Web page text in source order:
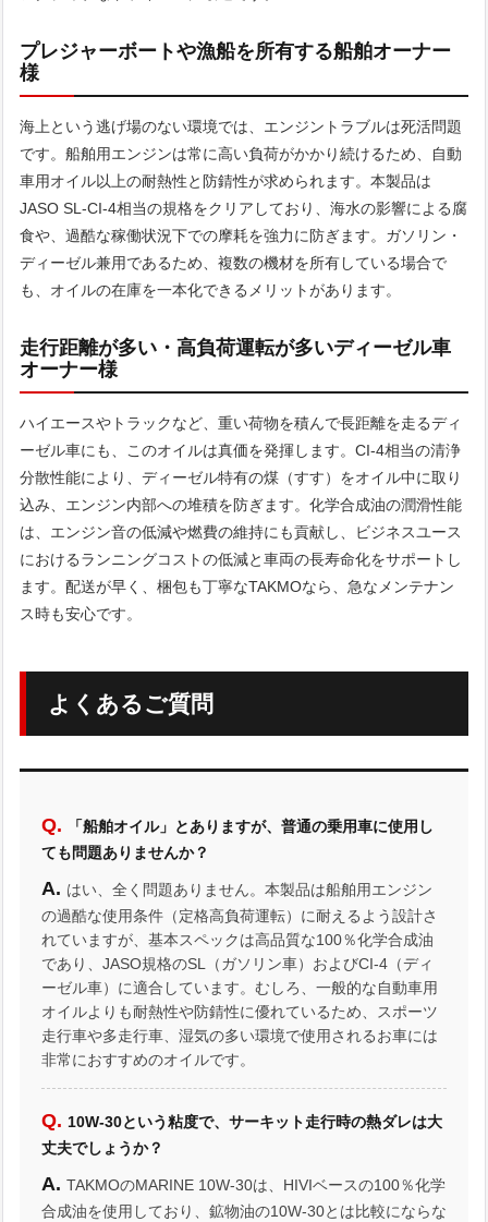
プレジャーボートや漁船を所有する船舶オーナー
様
海上という逃げ場のない環境では、エンジントラブルは死活問題
です。船舶用エンジンは常に高い負荷がかかり続けるため、自動
車用オイル以上の耐熱性と防錆性が求められます。本製品は
JASO SL-CI-4相当の規格をクリアしており、海水の影響による腐
食や、過酷な稼働状況下での摩耗を強力に防ぎます。ガソリン・
ディーゼル兼用であるため、複数の機材を所有している場合で
も、オイルの在庫を一本化できるメリットがあります。
走行距離が多い・高負荷運転が多いディーゼル車
オーナー様
ハイエースやトラックなど、重い荷物を積んで長距離を走るディ
ーゼル車にも、このオイルは真価を発揮します。CI-4相当の清浄
分散性能により、ディーゼル特有の煤（すす）をオイル中に取り
込み、エンジン内部への堆積を防ぎます。化学合成油の潤滑性能
は、エンジン音の低減や燃費の維持にも貢献し、ビジネスユース
におけるランニングコストの低減と車両の長寿命化をサポートし
ます。配送が早く、梱包も丁寧なTAKMOなら、急なメンテナン
ス時も安心です。
よくあるご質問
「船舶オイル」とありますが、普通の乗用車に使用し
ても問題ありませんか？
はい、全く問題ありません。本製品は船舶用エンジン
の過酷な使用条件（定格高負荷運転）に耐えるよう設計さ
れていますが、基本スペックは高品質な100％化学合成油
であり、JASO規格のSL（ガソリン車）およびCI-4（ディ
ーゼル車）に適合しています。むしろ、一般的な自動車用
オイルよりも耐熱性や防錆性に優れているため、スポーツ
走行車や多走行車、湿気の多い環境で使用されるお車には
非常におすすめのオイルです。
10W-30という粘度で、サーキット走行時の熱ダレは大
丈夫でしょうか？
TAKMOのMARINE 10W-30は、HIVIベースの100％化学
合成油を使用しており、鉱物油の10W-30とは比較にならな